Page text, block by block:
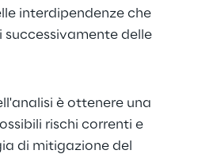
interdipendenze che
delle
è ottenere una
rischi correnti e
di mitigazione del